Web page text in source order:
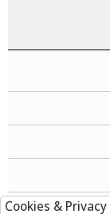
Cookies & Privacy